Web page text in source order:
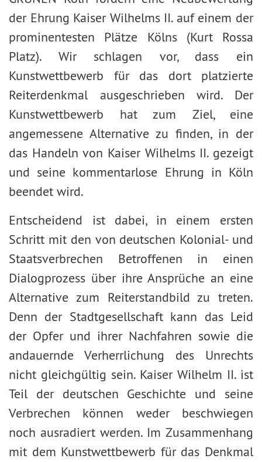
der Ehrung Kaiser Wilhelms II. auf einem der
prominentesten Plätze Kölns (Kurt Rossa
Platz). Wir schlagen vor, dass ein
Kunstwettbewerb für das dort platzierte
Reiterdenkmal ausgeschrieben wird. Der
Kunstwettbewerb hat zum Ziel, eine
angemessene Alternative zu finden, in der
das Handeln von Kaiser Wilhelms II. gezeigt
und seine kommentarlose Ehrung in Köln
beendet wird.
Entscheidend ist dabei, in einem ersten
Schritt mit den von deutschen Kolonial- und
Staatsverbrechen Betroffenen in einen
Dialogprozess über ihre Ansprüche an eine
Alternative zum Reiterstandbild zu treten.
Denn der Stadtgesellschaft kann das Leid
der Opfer und ihrer Nachfahren sowie die
andauernde Verherrlichung des Unrechts
nicht gleichgültig sein. Kaiser Wilhelm II. ist
Teil der deutschen Geschichte und seine
Verbrechen können weder beschwiegen
noch ausradiert werden. Im Zusammenhang
mit dem Kunstwettbewerb für das Denkmal